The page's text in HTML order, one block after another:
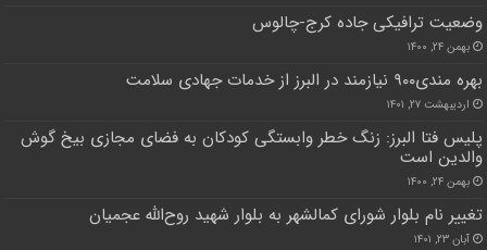
وضعیت ترافیکی جاده کرج-چالوس
بهمن ۲۴, ۱۴۰۰
بهره مندی۹۰۰ نیازمند در البرز از خدمات جهادی سلامت
اردیبهشت ۲۷, ۱۴۰۱
پلیس فتا البرز: زنگ خطر وابستگی کودکان به فضای مجازی بیخ گوش
والدین است
بهمن ۲۴, ۱۴۰۰
تغییر نام بلوار شورای کمالشهر به بلوار شهید روح‌الله عجمیان
آبان ۲۳, ۱۴۰۱